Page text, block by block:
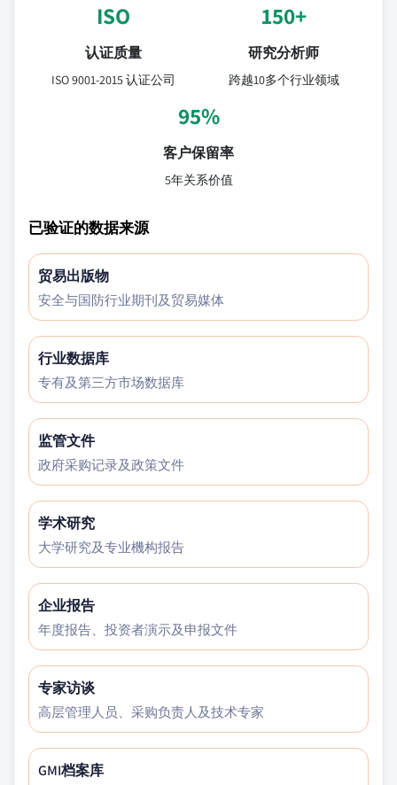
ISO
认证质量
ISO 9001-2015 认证公司
150+
研究分析师
跨越10多个行业领域
95%
客户保留率
5年关系价值
已验证的数据来源
贸易出版物
安全与国防行业期刊及贸易媒体
行业数据库
专有及第三方市场数据库
监管文件
政府采购记录及政策文件
学术研究
大学研究及专业機构报告
企业报告
年度报告、投资者演示及申报文件
专家访谈
高层管理人员、采购负责人及技术专家
GMI档案库